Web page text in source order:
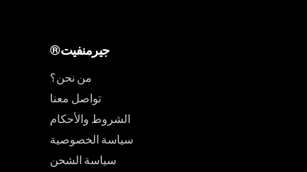
®جيرمنفيت
من نحن؟
تواصل معنا
الشروط والأحكام
سياسة الخصوصية
سياسة الشحن